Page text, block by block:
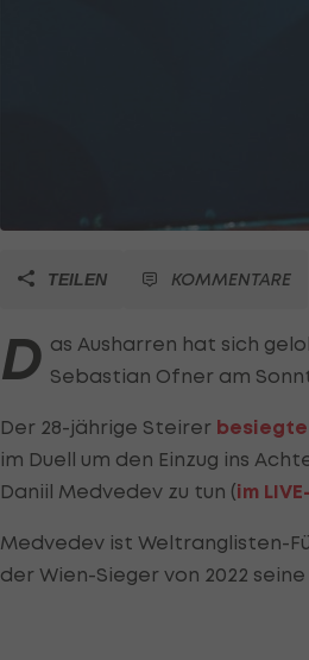
TEILEN KOMMENTARE
D as Ausharren hat sich
Sebastian Ofner am
Der 28-jährige Steirer besiegte
im Duell um den Einzug ins
Daniil Medvedev zu tun (im
Medvedev ist Weltranglisten-
der Wien-Sieger von 2022